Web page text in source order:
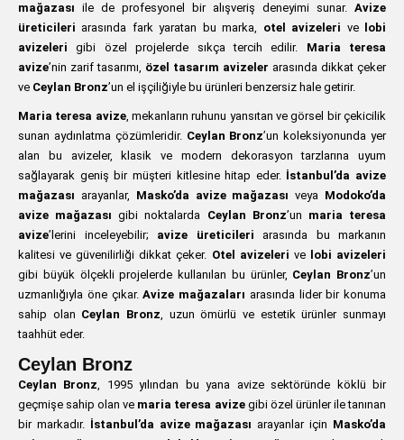
mağazası ile de profesyonel bir alışveriş deneyimi sunar. Avize
üreticileri arasında fark yaratan bu marka, otel avizeleri ve
lobi
avizeleri gibi özel projelerde sıkça tercih edilir. Maria teresa
avize’nin zarif tasarımı, özel tasarım avizeler arasında dikkat çeker
ve Ceylan Bronz’un el işçiliğiyle bu ürünleri benzersiz hale getirir.
Maria teresa avize, mekanların ruhunu yansıtan ve görsel bir çekicilik
sunan aydınlatma çözümleridir. Ceylan Bronz’un koleksiyonunda yer
alan bu avizeler, klasik ve modern dekorasyon tarzlarına uyum
sağlayarak geniş bir müşteri kitlesine hitap eder. İstanbul’da avize
mağazası arayanlar, Masko’da avize mağazası veya Modoko’da
avize mağazası gibi noktalarda Ceylan Bronz’un maria teresa
avize’lerini inceleyebilir; avize üreticileri arasında bu markanın
kalitesi ve güvenilirliği dikkat çeker. Otel avizeleri ve
lobi avizeleri
gibi büyük ölçekli projelerde kullanılan bu ürünler, Ceylan Bronz’un
uzmanlığıyla öne çıkar.Avize mağazaları arasında lider bir konuma
sahip olan Ceylan Bronz, uzun ömürlü ve estetik ürünler sunmayı
taahhüt eder.
Ceylan Bronz
Ceylan Bronz, 1995 yılından bu yana avize sektöründe köklü bir
geçmişe sahip olan ve maria teresa avizegibi özel ürünler ile tanınan
bir markadır. İstanbul’da avize mağazası arayanlar için Masko’da